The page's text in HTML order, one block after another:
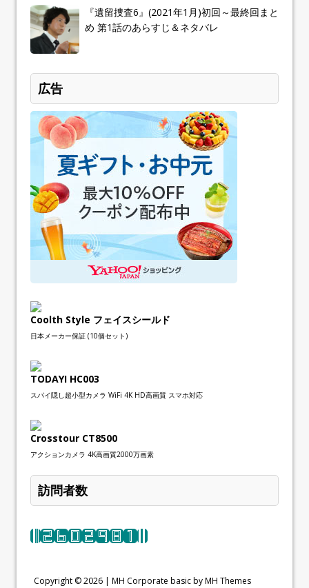
『遺留捜査6』(2021年1月)初回～最終回まと
め 第1話のあらすじ＆ネタバレ
広告
Coolth Style フェイスシールド
日本メーカー保証 (10個セット)
TODAYI HC003
スパイ隠し超小型カメラ WiFi 4K HD高画質 スマホ対応
Crosstour CT8500
アクションカメラ 4K高画質2000万画素
訪問者数
Copyright © 2026 | MH Corporate basic by MH Themes